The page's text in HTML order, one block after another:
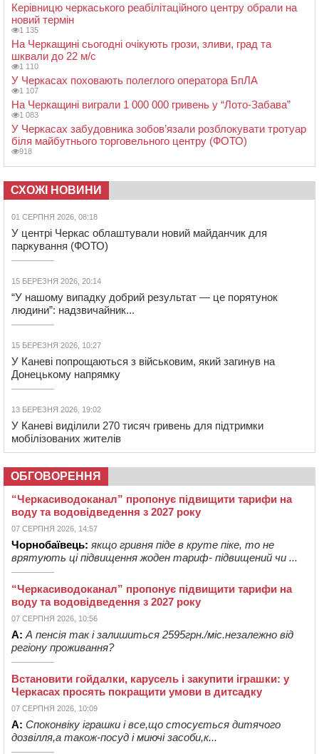
Керівницю черкаського реабілітаційного центру обрали на
новий термін
1 135
На Черкащині сьогодні очікують грози, зливи, град та
шквали до 22 м/с
1 110
У Черкасах поховають полеглого оператора БпЛА
1 107
На Черкащині виграли 1 000 000 гривень у “Лото-Забава”
1 083
У Черкасах забудовника зобов’язали розблокувати тротуар
біля майбутнього торговельного центру (ФОТО)
918
СХОЖІ НОВИНИ
01 СЕРПНЯ 2026, 08:18
У центрі Черкас облаштували новий майданчик для
паркування (ФОТО)
15 БЕРЕЗНЯ 2026, 20:14
“У нашому випадку добрий результат — це порятунок
людини”: надзвичайник...
15 БЕРЕЗНЯ 2026, 10:27
У Каневі попрощаються з військовим, який загинув на
Донецькому напрямку
13 БЕРЕЗНЯ 2026, 19:02
У Каневі виділили 270 тисяч гривень для підтримки
мобілізованих жителів
ОБГОВОРЕННЯ
“Черкасиводоканал” пропонує підвищити тарифи на
воду та водовідведення з 2027 року
07 СЕРПНЯ 2026, 14:57
Чорнобаївець: якщо гривня піде в круте піке, то не
врятують ці підвищення жоден тариф- підвищений чи ...
“Черкасиводоканал” пропонує підвищити тарифи на
воду та водовідведення з 2027 року
07 СЕРПНЯ 2026, 10:56
А: А пенсія так і залишиться 2595грн./міс.незалежно від
регіону проживання?
Встановити гойдалки, карусель і закупити іграшки: у
Черкасах просять покращити умови в дитсадку
07 СЕРПНЯ 2026, 10:09
А: Споконвіку іграшки і все,що стосується дитячого
дозвілля,а також-посуд і миючі засоби,к...